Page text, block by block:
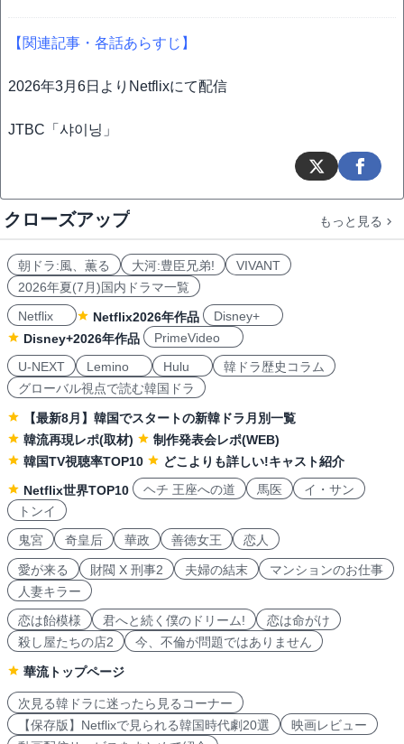
【関連記事・各話あらすじ】
2026年3月6日よりNetflixにて配信
JTBC「샤이닝」
クローズアップ もっと見る
朝ドラ:風、薫る 大河:豊臣兄弟!
VIVANT
2026年夏(7月)国内ドラマ一覧
Netflix
Netflix2026年作品
Disney+
Disney+2026年作品
PrimeVideo
U-NEXT
Lemino Hulu
韓ドラ歴史コラム
グローバル視点で読む韓国ドラ
【最新8月】韓国でスタートの新韓ドラ月別一覧
韓流再現レポ(取材)
制作発表会レポ(WEB)
韓国TV視聴率TOP10
どこよりも詳しい!キャスト紹介
Netflix世界TOP10
ヘチ 王座への道 馬医
イ・サン
トンイ
鬼宮
奇皇后 華政 善徳女王 恋人
愛が来る 財閥 X 刑事2 夫婦の結末
マンションのお仕事
人妻キラー
恋は飴模様
君へと続く僕のドリーム!
恋は命がけ
殺し屋たちの店2
今、不倫が問題ではありません
華流トップページ
次見る韓ドラに迷ったら見るコーナー
【保存版】Netflixで見られる韓国時代劇20選
映画レビュー